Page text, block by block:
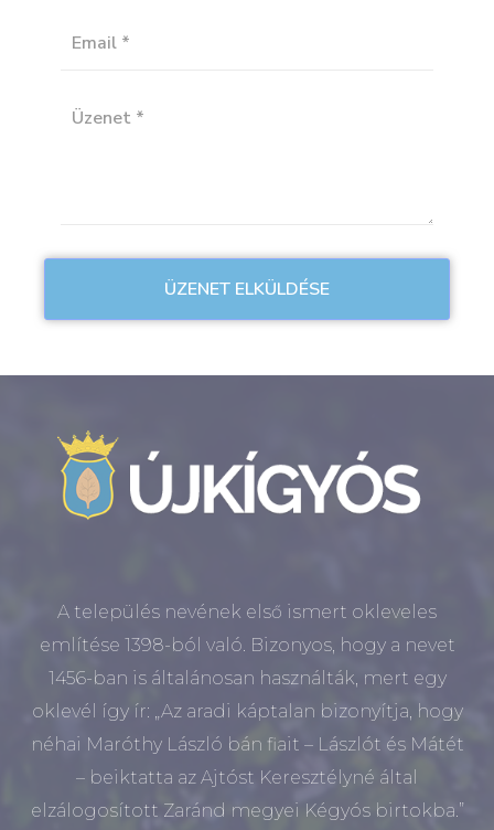
A település nevének első ismert okleveles
említése 1398-ból való. Bizonyos, hogy a nevet
1456-ban is általánosan használták, mert egy
oklevél így ír: „Az aradi káptalan bizonyítja, hogy
néhai Maróthy László bán fiait – Lászlót és Mátét
– beiktatta az Ajtóst Keresztélyné által
elzálogosított Zaránd megyei Kégyós birtokba.”